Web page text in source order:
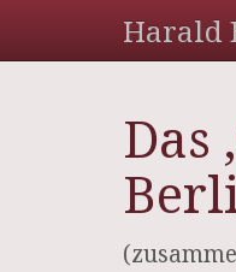
Harald
Das